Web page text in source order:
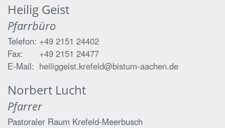
Heilig Geist
Pfarrbüro
Telefon: +49 2151 24402
Fax:
+49 2151 24477
E-Mail: heiliggeist.krefeld@bistum-aachen.de
Norbert Lucht
Pfarrer
Pastoraler Raum Krefeld-Meerbusch